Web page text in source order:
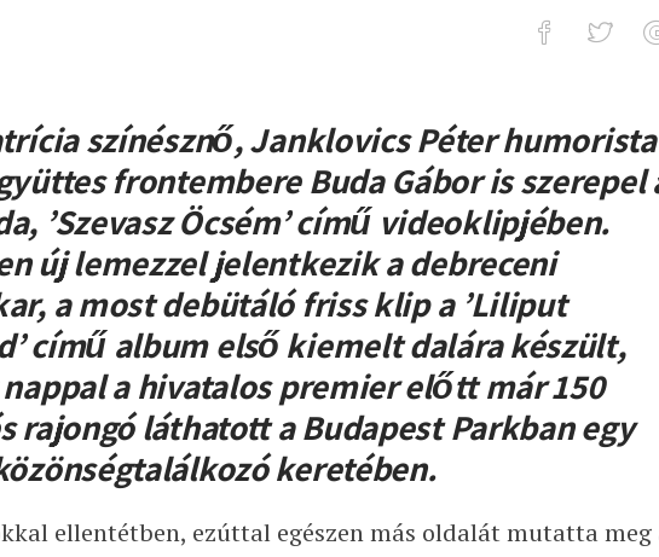
és Janklovics Péter is az új Tankcsapda
színésznő, Janklovics Péter
frontembere Buda Gábor is szerepel
’Szevasz Öcsém’ című videoklipjében.
új lemezzel jelentkezik a debreceni
a most debütáló friss klip a ’Liliput
című album első kiemelt dalára készült,
a hivatalos premier előtt már 150
rajongó láthatott a Budapest Parkban egy
keretében.
ellentétben, ezúttal egészen más oldalát mutatta meg